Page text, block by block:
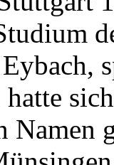
Namen